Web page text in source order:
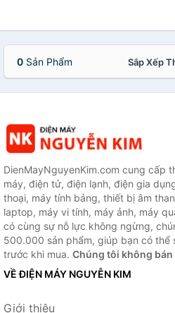
0 Sản Phẩm Sắp Xếp
DienMayNguyenKim.com cung cấp
máy, điện tử, điện lạnh, điện gia
thoại, máy tính bảng, thiết bị âm
laptop, máy vi tính, máy ảnh, máy
có cùng sự nỗ lực không ngừng,
500.000 sản phẩm, giúp bạn có thể
trước khi mua. Chúng tôi không bán
VỀ ĐIỆN MÁY NGUYỄN KIM
Giới thiệu